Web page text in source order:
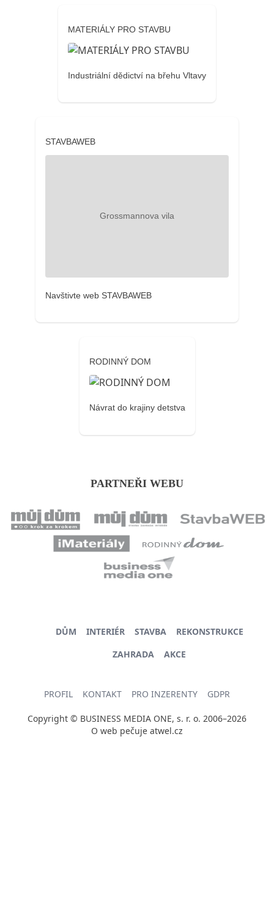
MATERIÁLY PRO STAVBU
Industriální dědictví na břehu Vltavy
STAVBAWEB
Navštivte web STAVBAWEB
RODINNÝ DOM
Návrat do krajiny detstva
PARTNEŘI WEBU
DŮM INTERIÉR STAVBA
REKONSTRUKCE
ZAHRADA
AKCE
PROFIL KONTAKT PRO INZERENTY GDPR
Copyright © BUSINESS MEDIA ONE, s. r. o. 2006–2026